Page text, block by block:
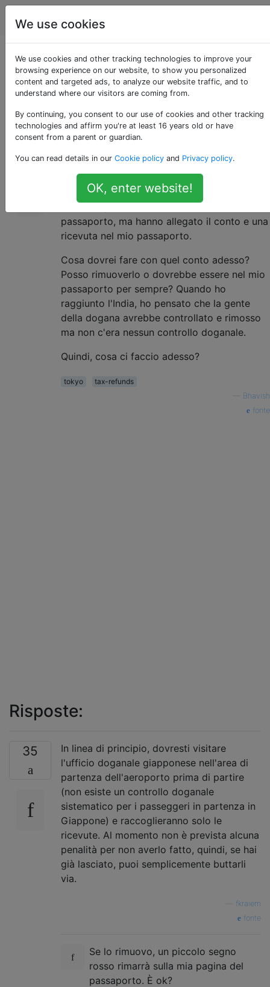
Viaggio
Esenzione fiscale a
Tokyo
26
Vengo dall'India e ho visitato Tokyo di
all'estero. All'aeroporto internazionale di
Haneda ho acquistato alcuni articoli e le
tasse sono state esentate per gli acquirenti
stranieri quando ho mostrato il mio
passaporto, ma hanno allegato il conto e una
ricevuta nel mio passaporto.
Cosa dovrei fare con quel conto adesso?
Posso rimuoverlo o dovrebbe essere nel mio
passaporto per sempre? Quando ho
raggiunto l'India, ho pensato che la gente
della dogana avrebbe controllato e rimosso
ma non c'era nessun controllo doganale.
Quindi, cosa ci faccio adesso?
tokyo
tax-refunds
Bhavish
fonte
Risposte:
35
In linea di principio, dovresti visitare
l'ufficio doganale giapponese nell'area di
partenza dell'aeroporto prima di partire
(non esiste un controllo doganale
sistematico per i passeggeri in partenza in
Giappone) e raccoglieranno solo le
ricevute. Al momento non è prevista alcuna
penalità per non averlo fatto, quindi, se hai
già lasciato, puoi semplicemente buttarli
via.
fkraiem
fonte
Se lo rimuovo, un piccolo segno
rosso rimarrà sulla mia pagina del
passaporto. È ok?
We use cookies
We use cookies and other tracking technologies to improve your
browsing experience on our website, to show you personalized
content and targeted ads, to analyze our website traffic, and to
understand where our visitors are coming from.
By continuing, you consent to our use of cookies and other tracking
technologies and affirm you're at least 16 years old or have
consent from a parent or guardian.
You can read details in our Cookie policy and Privacy policy.
OK, enter website!